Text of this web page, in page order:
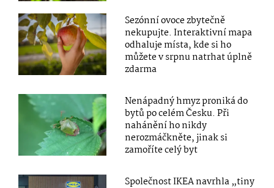
Sezónní ovoce zbytečně
nekupujte. Interaktivní mapa
odhaluje místa, kde si ho
můžete v srpnu natrhat úplně
zdarma
Nenápadný hmyz proniká do
bytů po celém Česku. Při
nahánění ho nikdy
nerozmáčkněte, jinak si
zamoříte celý byt
Společnost IKEA navrhla „tiny